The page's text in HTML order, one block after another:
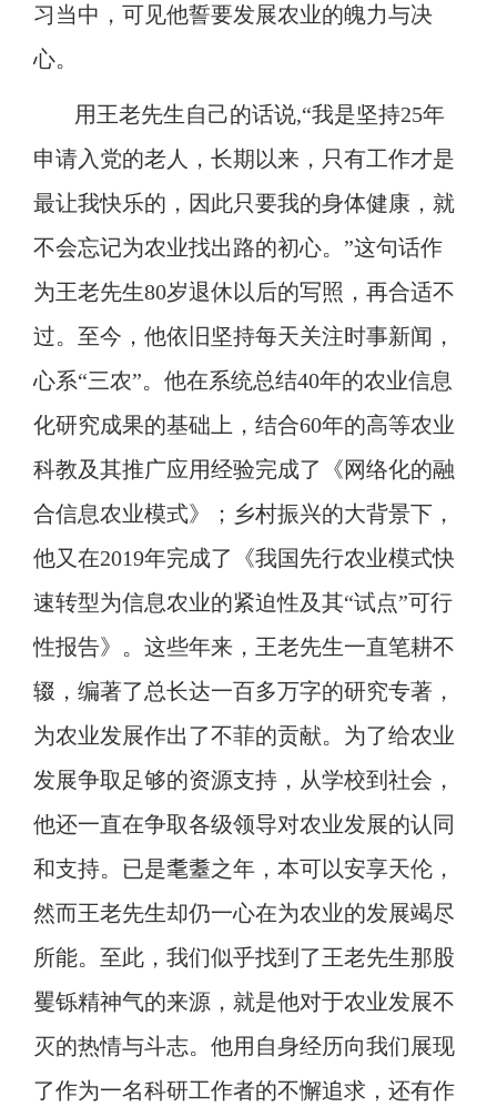
习当中，可见他誓要发展农业的魄力与决
心。
用王老先生自己的话说,“我是坚持25年
申请入党的老人，长期以来，只有工作才是
最让我快乐的，因此只要我的身体健康，就
不会忘记为农业找出路的初心。 ”这句话作
为王老先生80岁退休以后的写照，再合适不
过。至今，他依旧坚持每天关注时事新闻，
心系“三农”。他在系统总结40年的农业信息
化研究成果的基础上，结合60年的高等农业
科教及其推广应用经验完成了《网络化的融
合信息农业模式》；乡村振兴的大背景下，
他又在2019年完成了《我国先行农业模式快
速转型为信息农业的紧迫性及其“试点”可行
性报告》。这些年来，王老先生一直笔耕不
辍，编著了总长达一百多万字的研究专著，
为农业发展作出了不菲的贡献。为了给农业
发展争取足够的资源支持，从学校到社会，
他还一直在争取各级领导对农业发展的认同
和支持。已是耄耋之年，本可以安享天伦，
然而王老先生却仍一心在为农业的发展竭尽
所能。至此，我们似乎找到了王老先生那股
矍铄精神气的来源，就是他对于农业发展不
灭的热情与斗志。他用自身经历向我们展现
了作为一名科研工作者的不懈追求，还有作